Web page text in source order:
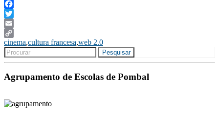
Facebook
Twitter
Email
Copy
Link
cinema,cultura francesa,web 2.0
Search
for:
Pesquisar
Agrupamento de Escolas de Pombal